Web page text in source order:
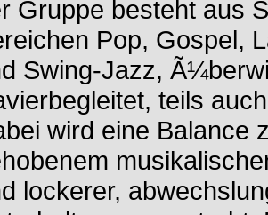
Gruppe besteht aus
Pop, Gospel,
Swing-Jazz,
teils
wird eine Balance
lockerer,